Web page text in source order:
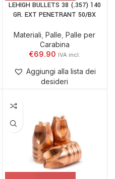
LEHIGH BULLETS 38 (.357) 140
GR. EXT PENETRANT 50/BX
Materiali ,Palle ,Palle per
Carabina
€69.90
Aggiungi alla lista dei
desideri